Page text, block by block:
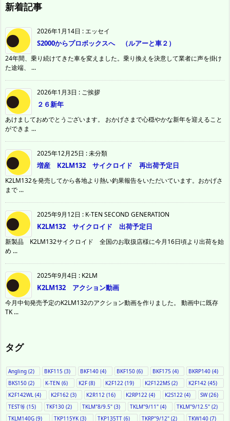
新着記事
2026年1月14日 :エッセイ
S2000からプロボックスへ （ルアーと車２）
24年間、乗り続けてきた車を変えました。乗り換えを決意して業者に声を掛け
た途端、 ...
2026年1月3日 : ご挨拶
２６新年
あけましておめでとうございます。 おかげさまで心穏やかな新年を迎えること
ができま ...
2025年12月25日 :未分類
増産 K2LM132 サイクロイド 再出荷予定日
K2LM132を発売してから各地より熱い釣果報告をいただいています。おかげさ
まで ...
2025年9月12日 : K-TEN SECOND GENERATION
K2LM132 サイクロイド 出荷予定日
新製品 K2LM132サイクロイド 全国のお取扱店様に今月16日頃より出荷を始
め ...
2025年9月4日 : K2LM
K2LM132 アクション動画
今月中旬発売予定のK2LM132のアクション動画を作りました。 動画中に既存
TK ...
タグ
Angling (2) BKF115 (3) BKF140 (4) BKF150(6) BKF175(4) BKRP140(4)
BKS150 (2) K-TEN (6) K2F(8) K2F122 (19) K2F122MS (2) K2F142 (45)
K2F142WL (4) K2F162 (3) K2R112 (16) K2RP122(4) K2S122(4) SW(26)
TEST等 (15) TKF130(2) TKLM"8/9.5"(3) TKLM"9/11" (4) TKLM"9/12.5" (2)
TKLM140G (9) TKP115YK(3) TKP135TT (6) TKRP"9/12"(2) TKW140 (7)